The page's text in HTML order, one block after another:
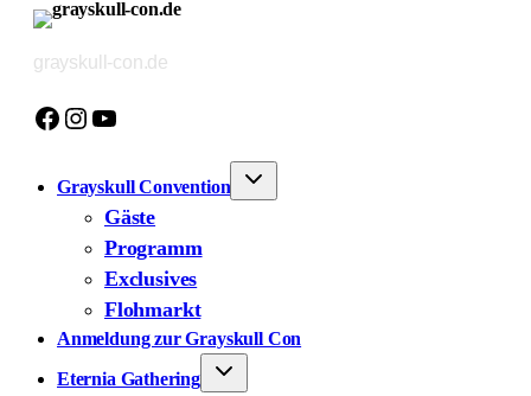
Zum
springen
grayskull-con.de
Facebook
Instagram
YouTube
Grayskull Convention
Gäste
Programm
Exclusives
Flohmarkt
Anmeldung zur Grayskull Con
Eternia Gathering